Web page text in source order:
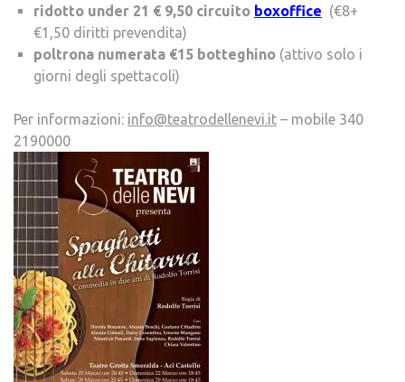
ridotto under 21 € 9,50 circuito boxoffice (€8+
€1,50 diritti prevendita)
poltrona numerata €15 botteghino (attivo solo i
giorni degli spettacoli)
Per informazioni: info@teatrodellenevi.it – mobile 340
2190000